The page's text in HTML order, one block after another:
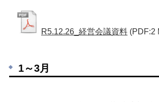
R5.12.26_経営会議資料 (PDF:2
1～3月